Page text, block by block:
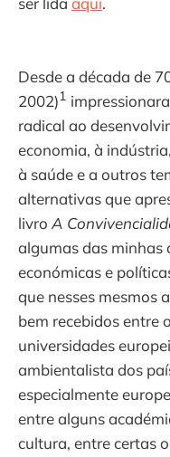
Desde a década de
2002)1
radical ao
economia, à
à saúde e a outros
alternativas que
livroA
algumas das minhas
económicas e
que nesses mesmos
bem recebidos entre
universidades
ambientalista dos
especialmente
entre alguns
cultura, entre certas